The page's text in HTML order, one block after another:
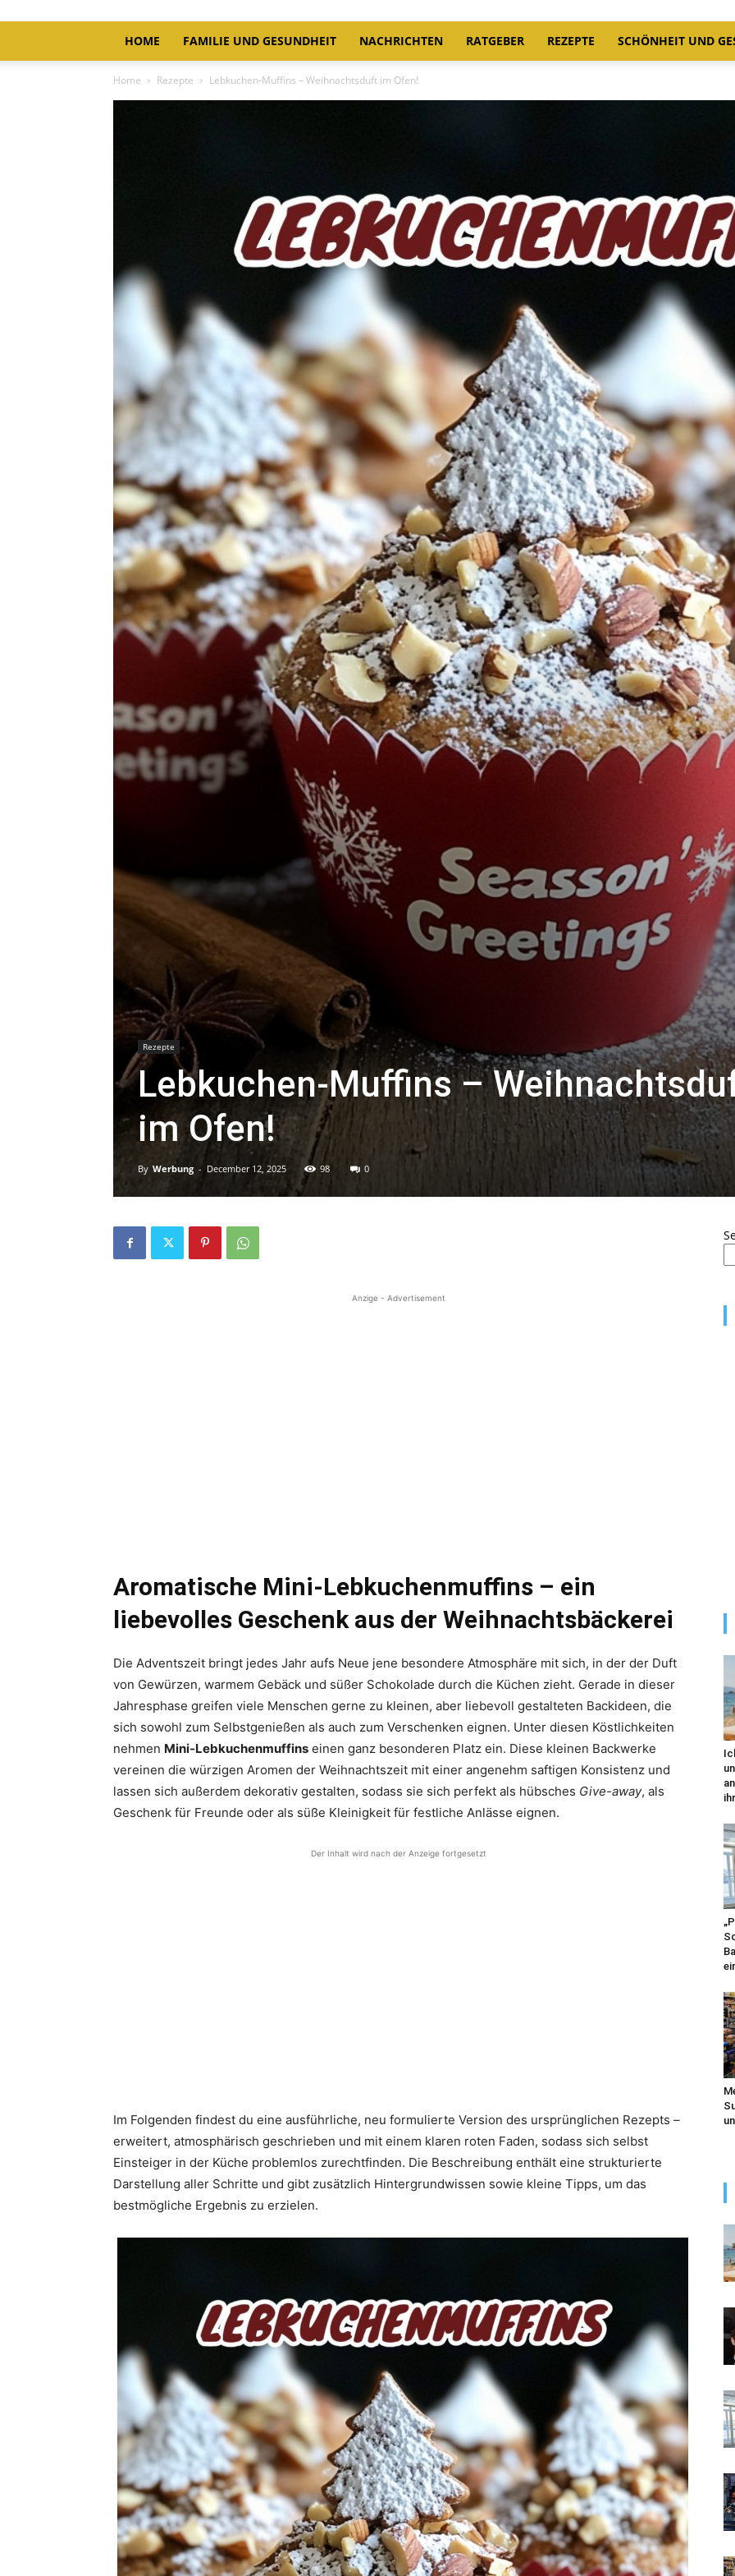
HOME FAMILIE UND GESUNDHEIT NACHRICHTEN RATGEBER REZEPTE SCHÖNHEIT UND
Home Rezepte Lebkuchen-Muffins – Weihnachtsduft im Ofen!
Rezepte
Lebkuchen-Muffins –
im Ofen!
By Werbung - December 12, 2025 98 0
Anzige - Advertisement
Aromatische Mini-Lebkuchenmuffins – ein
liebevolles Geschenk aus der Weihnachtsbäckerei
Die Adventszeit bringt jedes Jahr aufs Neue jene besondere Atmosphäre mit sich, in der der Duft
von Gewürzen, warmem Gebäck und süßer Schokolade durch die Küchen zieht. Gerade in dieser
Jahresphase greifen viele Menschen gerne zu kleinen, aber liebevoll gestalteten Backideen, die
sich sowohl zum Selbstgenießen als auch zum Verschenken eignen. Unter diesen Köstlichkeiten
nehmen Mini-Lebkuchenmuffins einen ganz besonderen Platz ein. Diese kleinen Backwerke
vereinen die würzigen Aromen der Weihnachtszeit mit einer angenehm saftigen Konsistenz und
lassen sich außerdem dekorativ gestalten, sodass sie sich perfekt als hübsches Give-away, als
Geschenk für Freunde oder als süße Kleinigkeit für festliche Anlässe eignen.
Der Inhalt wird nach der Anzeige fortgesetzt
Im Folgenden findest du eine ausführliche, neu formulierte Version des ursprünglichen Rezepts –
erweitert, atmosphärisch geschrieben und mit einem klaren roten Faden, sodass sich selbst
Einsteiger in der Küche problemlos zurechtfinden. Die Beschreibung enthält eine strukturierte
Darstellung aller Schritte und gibt zusätzlich Hintergrundwissen sowie kleine Tipps, um das
bestmögliche Ergebnis zu erzielen.